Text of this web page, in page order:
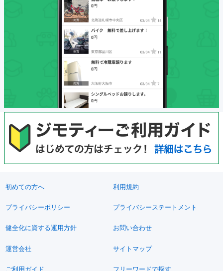
初めての方へ 利用規約
プライバシーポリシー プライバシーステートメント
健全化に資する運用方針 お問い合わせ
運営会社 サイトマップ
ご利用ガイド フリーワードで探す